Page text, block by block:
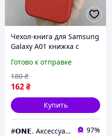
Чехол-книга для Samsung
Galaxy A01 книжка с
самсунг а01 красная stn
Готово к отправке
162₴
180 ₴
Купить
#𝗢𝗡𝗘. Аксессуары к смартфонам 97%